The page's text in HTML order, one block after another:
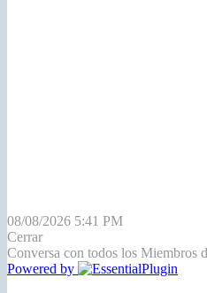
08/08/2026 5:41 PM
Cerrar
Conversa con todos los Miembros
Powered by